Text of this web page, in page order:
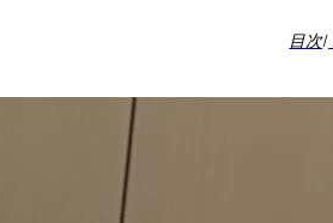
目次/